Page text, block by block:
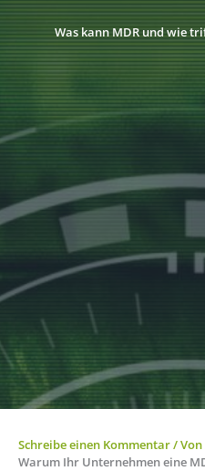
Was kann MDR und wie
Schreibe einen Kommentar/ Von
Warum Ihr Unternehmen eine